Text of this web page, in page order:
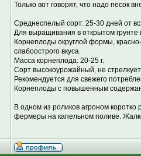
Только вот говорят, что надо песок
Среднеспелый сорт: 25-30 дней от
Для выращивания в открытом грунте
Корнеплоды округлой формы,
слабоострого вкуса.
Масса корнеплода: 20-25 г.
Сорт высокоурожайный, не
Рекомендуется для свежего
Корнеплоды с повышенным
В одном из роликов агроном
фермеры на капельном поливе.